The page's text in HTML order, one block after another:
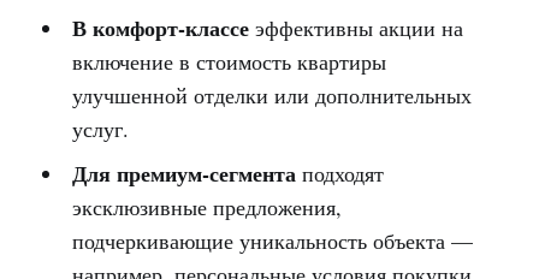
В комфорт-классе эффективны акции на
включение в стоимость квартиры
улучшенной отделки или дополнительных
услуг.
Для премиум-сегментаподходят
эксклюзивные предложения,
подчеркивающие уникальность объекта —